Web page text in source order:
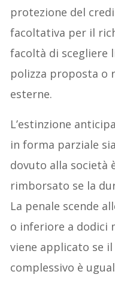
protezione del
facoltativa per il
facoltà di scegliere
polizza proposta o
esterne.
L’estinzione
in forma parziale
dovuto alla società
rimborsato se la
La penale scende
o inferiore a dodici
viene applicato se
complessivo è